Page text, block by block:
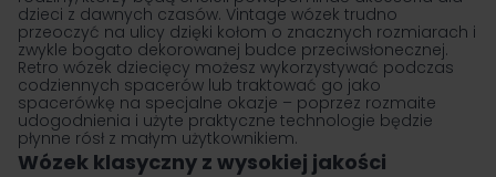
dzieci z dawnych czasów. Vintage wózek trudno
przeoczyć na ulicy dzięki kołom o znacznych rozmiarach i
zwykle bogato dekorowanej budce przeciwsłonecznej.
Retro wózek dziecięcy możesz wykorzystywać podczas
codziennych spacerów lub traktować go jako
spacerówkę na specjalne okazje – poprzez rozmaite
udogodnienia i użyte praktyczne technologie będzie
płynne rósł z małym użytkownikiem.
Wózek klasyczny z wysokiej jakości